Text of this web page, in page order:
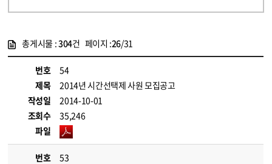
총게시물 :304건 페이지 :26/31
번호
54
제목
2014년 시간선택제 사원 모집공고
작성일
2014-10-01
조회수
35,246
파일
번호
53